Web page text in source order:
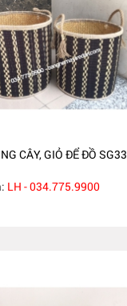
CÂY, GIỎ ĐỂ ĐỒ SG33
LH - 034.775.9900